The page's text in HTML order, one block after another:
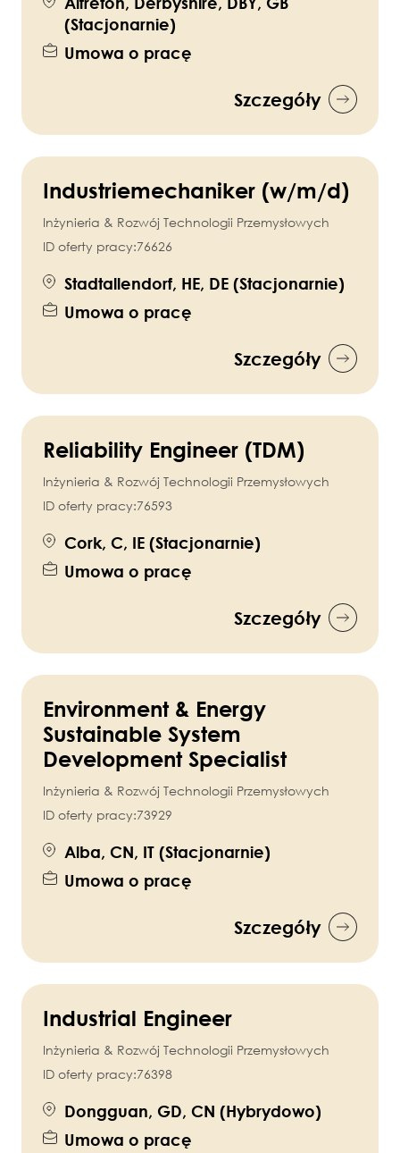
(Stacjonarnie)
Umowa o pracę
Szczegóły
Industriemechaniker (w/m/d)
Inżynieria & Rozwój Technologii Przemysłowych
ID oferty pracy:76626
Stadtallendorf, HE, DE (Stacjonarnie)
Umowa o pracę
Szczegóły
Reliability Engineer (TDM)
Inżynieria & Rozwój Technologii Przemysłowych
ID oferty pracy:76593
Cork, C, IE (Stacjonarnie)
Umowa o pracę
Szczegóły
Environment & Energy
Sustainable System
Development Specialist
Inżynieria & Rozwój Technologii Przemysłowych
ID oferty pracy:73929
Alba, CN, IT (Stacjonarnie)
Umowa o pracę
Szczegóły
Industrial Engineer
Inżynieria & Rozwój Technologii Przemysłowych
ID oferty pracy:76398
Dongguan, GD, CN (Hybrydowo)
Umowa o pracę